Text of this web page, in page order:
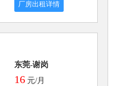
厂房出租详情
东莞-谢岗
16 元/月